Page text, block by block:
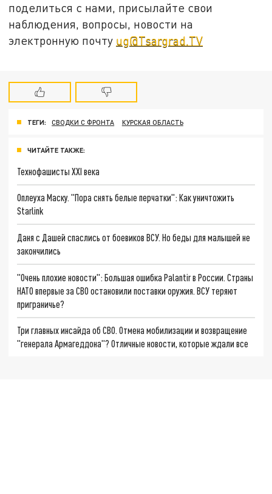
поделиться с нами, присылайте свои
наблюдения, вопросы, новости на
электронную почту ug@Tsargrad.TV
ТЕГИ: СВОДКИ С ФРОНТА КУРСКАЯ ОБЛАСТЬ
ЧИТАЙТЕ ТАКЖЕ:
Технофашисты XXI века
Оплеуха Маску. "Пора снять белые перчатки": Как уничтожить
Starlink
Даня с Дашей спаслись от боевиков ВСУ. Но беды для малышей не
закончились
"Очень плохие новости": Большая ошибка Palantir в России. Страны
НАТО впервые за СВО остановили поставки оружия. ВСУ теряют
приграничье?
Три главных инсайда об СВО. Отмена мобилизации и возвращение
"генерала Армагеддона"? Отличные новости, которые ждали все